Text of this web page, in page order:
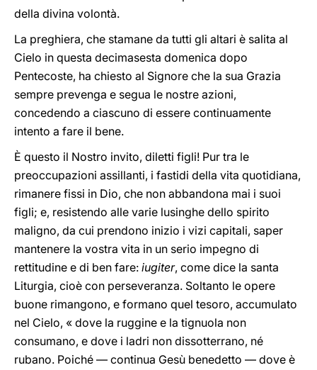
della divina volontà.
La preghiera, che stamane da tutti gli altari è salita al
Cielo in questa decimasesta domenica dopo
Pentecoste, ha chiesto al Signore che la sua Grazia
sempre prevenga e segua le nostre azioni,
concedendo a ciascuno di essere continuamente
intento a fare il bene.
È questo il Nostro invito, diletti figli! Pur tra le
preoccupazioni assillanti, i fastidi della vita quotidiana,
rimanere fissi in Dio, che non abbandona mai i suoi
figli; e, resistendo alle varie lusinghe dello spirito
maligno, da cui prendono inizio i vizi capitali, saper
mantenere la vostra vita in un serio impegno di
rettitudine e di ben fare: iugiter, come dice la santa
Liturgia, cioè con perseveranza. Soltanto le opere
buone rimangono, e formano quel tesoro, accumulato
nel Cielo, « dove la ruggine e la tignuola non
consumano, e dove i ladri non dissotterrano, né
rubano. Poiché — continua Gesù benedetto — dove è